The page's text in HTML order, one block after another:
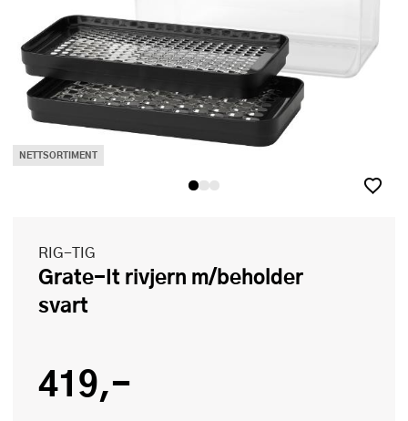
NETTSORTIMENT
RIG-TIG
Grate-It rivjern m/beholder
svart
419,-